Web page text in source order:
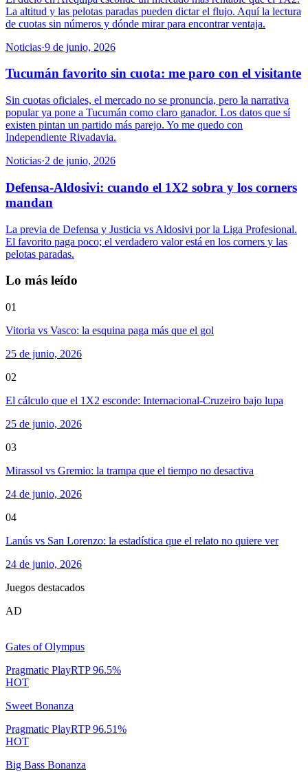
La altitud y las pelotas paradas pueden dictar el flujo. Aquí la lectura
de cuotas sin números y dónde mirar para encontrar ventaja.
Noticias·9 de junio, 2026
Tucumán favorito sin cuota: me paro con el visitante
Sin cuotas oficiales, el mercado no se pronuncia, pero la narrativa
popular ya pone a Tucumán como claro ganador. Los datos que sí
existen pintan un partido más parejo. Yo me quedo con
Independiente Rivadavia.
Noticias·2 de junio, 2026
Defensa-Aldosivi: cuando el 1X2 sobra y los corners
mandan
La previa de Defensa y Justicia vs Aldosivi por la Liga Profesional.
El favorito paga poco; el verdadero valor está en los corners y las
pelotas paradas.
Lo más leído
01
Vitoria vs Vasco: la esquina paga más que el gol
25 de junio, 2026
02
El cálculo que el 1X2 esconde: Internacional-Cruzeiro bajo lupa
25 de junio, 2026
03
Mirassol vs Gremio: la trampa que el tiempo no desactiva
24 de junio, 2026
04
Lanús vs San Lorenzo: la estadística que el relato no quiere ver
24 de junio, 2026
Juegos destacados
AD
Gates of Olympus
Pragmatic PlayRTP96.5%
HOT
Sweet Bonanza
Pragmatic PlayRTP96.51%
HOT
Big Bass Bonanza